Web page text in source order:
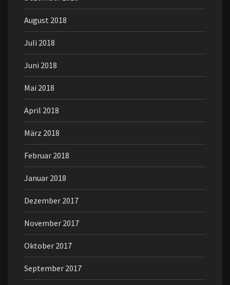
August 2018
Juli 2018
Juni 2018
Mai 2018
April 2018
März 2018
Februar 2018
Januar 2018
Dezember 2017
November 2017
Oktober 2017
September 2017